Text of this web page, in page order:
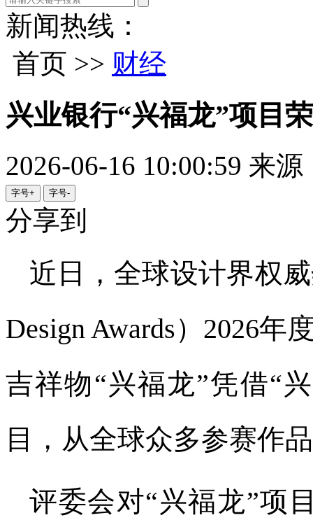
新闻热线：
首页 >> 财经
兴业银行“兴福龙”项目
2026-06-16 10:00:59 来源
字号+ 字号-
分享到
近日，全球设计界权
Design Awards）2026
吉祥物“兴福龙”凭借“
目，从全球众多参赛作
评委会对“兴福龙”项